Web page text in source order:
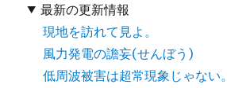
最新の更新情報
現地を訪れて見よ。
風力発電の譫妄(せんぼう)
低周波被害は超常現象じゃない。